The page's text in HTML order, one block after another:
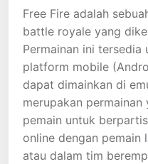
Free Fire adalah
battle royale yang
Permainan ini tersedia
platform mobile
dapat dimainkan di
merupakan permainan
pemain untuk
online dengan pemain
atau dalam tim